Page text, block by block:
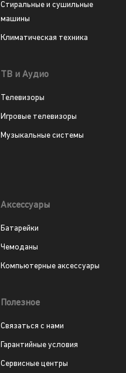
Стиральные и сушильные
машины
Климатическая техника
ТВ и Аудио
Телевизоры
Игровые телевизоры
Музыкальные системы
Аксессуары
Батарейки
Чемоданы
Компьютерные аксессуары
Полезное
Связаться с нами
Гарантийные условия
Сервисные центры